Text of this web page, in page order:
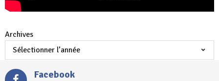
Archives
Facebook